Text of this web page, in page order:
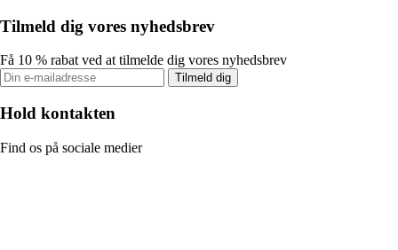
Tilmeld dig vores nyhedsbrev
Få 10 % rabat ved at tilmelde dig vores nyhedsbrev
Tilmeld dig
Hold kontakten
Find os på sociale medier